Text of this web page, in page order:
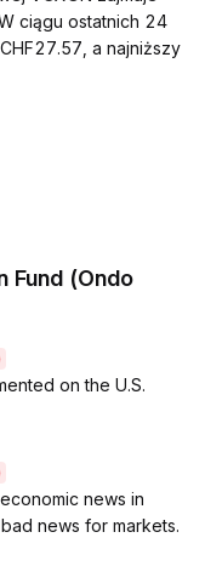
ciągu ostatnich 24
a najniższy
Fund (Ondo
on the U.S.
news in
news for markets.